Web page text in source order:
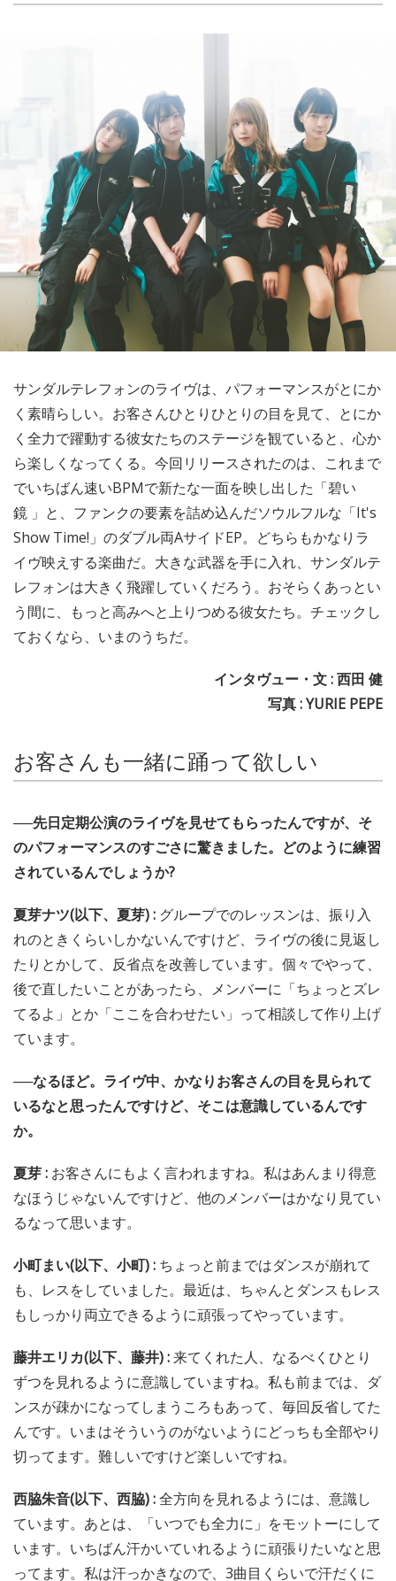
サンダルテレフォンのライヴは、パフォーマンスがとにか
く素晴らしい。お客さんひとりひとりの目を見て、とにか
く全力で躍動する彼女たちのステージを観ていると、心か
ら楽しくなってくる。今回リリースされたのは、これまで
でいちばん速いBPMで新たな一面を映し出した「碧い
鏡 」と、ファンクの要素を詰め込んだソウルフルな「It's
Show Time!」のダブル両AサイドEP。どちらもかなりラ
イヴ映えする楽曲だ。大きな武器を手に入れ、サンダルテ
レフォンは大きく飛躍していくだろう。おそらくあっとい
う間に、もっと高みへと上りつめる彼女たち。チェックし
ておくなら、いまのうちだ。
インタヴュー・文 : 西田 健
写真 : YURIE PEPE
お客さんも一緒に踊って欲しい
──先日定期公演のライヴを見せてもらったんですが、そ
のパフォーマンスのすごさに驚きました。どのように練習
されているんでしょうか?
夏芽ナツ(以下、夏芽) : グループでのレッスンは、振り入
れのときくらいしかないんですけど、ライヴの後に見返し
たりとかして、反省点を改善しています。個々でやって、
後で直したいことがあったら、メンバーに「ちょっとズレ
てるよ」とか「ここを合わせたい」って相談して作り上げ
ています。
──なるほど。ライヴ中、かなりお客さんの目を見られて
いるなと思ったんですけど、そこは意識しているんです
か。
夏芽 : お客さんにもよく言われますね。私はあんまり得意
なほうじゃないんですけど、他のメンバーはかなり見てい
るなって思います。
小町まい(以下、小町) : ちょっと前まではダンスが崩れて
も、レスをしていました。最近は、ちゃんとダンスもレス
もしっかり両立できるように頑張ってやっています。
藤井エリカ(以下、藤井) :来てくれた人、なるべくひとり
ずつを見れるように意識していますね。私も前までは、ダ
ンスが疎かになってしまうころもあって、毎回反省してた
んです。いまはそういうのがないようにどっちも全部やり
切ってます。難しいですけど楽しいですね。
西脇朱音(以下、西脇) :全方向を見れるようには、意識し
ています。あとは、「いつでも全力に」をモットーにして
います。いちばん汗かいていれるように頑張りたいなと思
ってます。私は汗っかきなので、3曲目くらいで汗だくに